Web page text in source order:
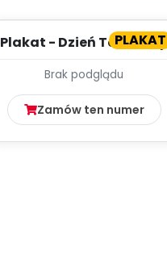
PLAKAT
Plakat - Dzień Tolerancji
Brak podglądu
Zamów ten numer